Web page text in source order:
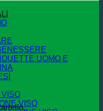
UOMO E
VISO